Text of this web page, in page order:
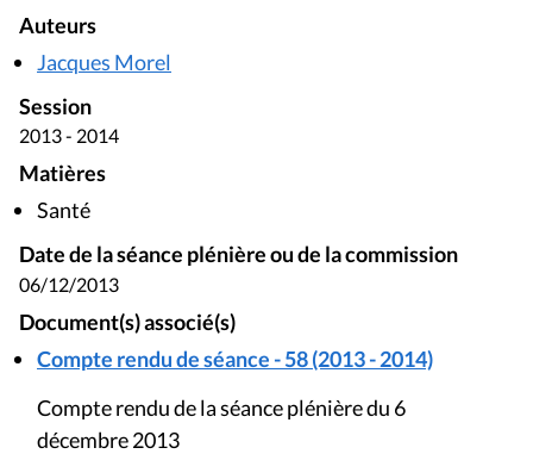
Auteurs
Jacques Morel
Session
2013 - 2014
Matières
Santé
Date de la séance plénière ou de la commission
06/12/2013
Document(s) associé(s)
Compte rendu de séance - 58 (2013 - 2014)
Compte rendu de la séance plénière du 6
décembre 2013